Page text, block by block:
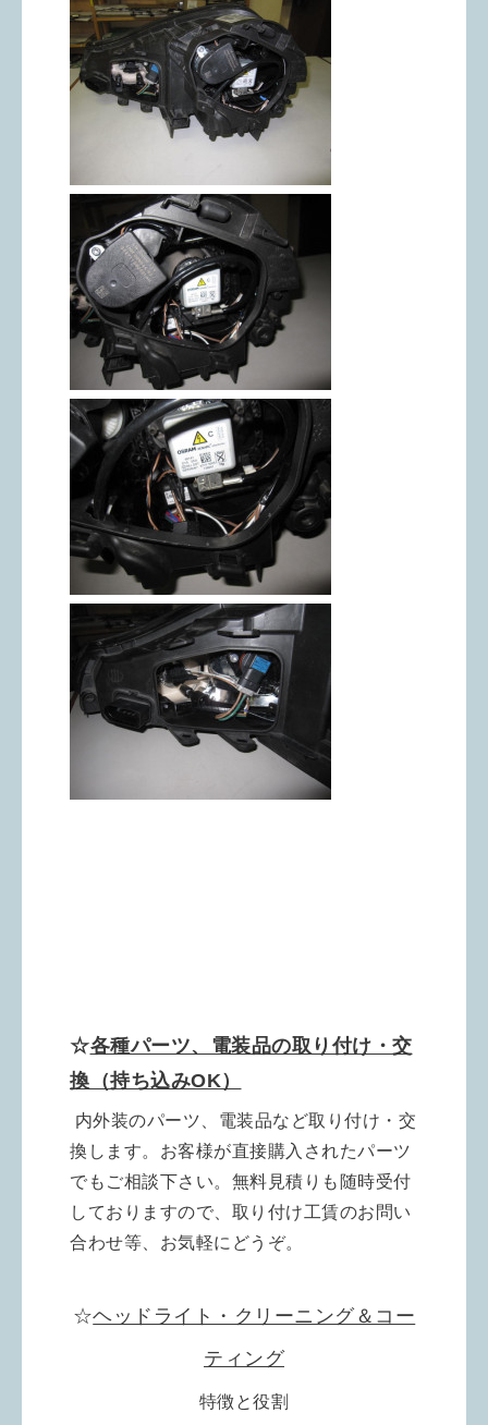
☆各種パーツ、電装品の取り付け・交
換（持ち込みOK）
内外装のパーツ、電装品など取り付け・交
換します。お客様が直接購入されたパーツ
でもご相談下さい。無料見積りも随時受付
しておりますので、取り付け工賃のお問い
合わせ等、お気軽にどうぞ。
☆ヘッドライト・クリーニング＆コー
ティング
特徴と役割